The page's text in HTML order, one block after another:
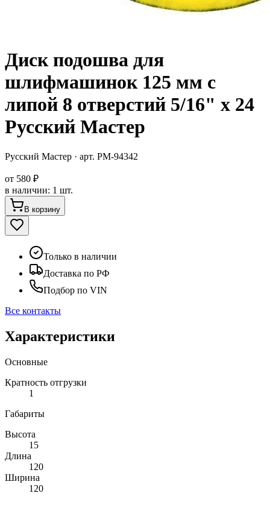
Диск подошва для
шлифмашинок 125 мм с
липой 8 отверстий 5/16" х 24
Русский Мастер
Русский Мастер · арт. РМ-94342
от 580 ₽
в наличии: 1 шт.
В корзину
Только в наличии
Доставка по РФ
Подбор по VIN
Все контакты
Характеристики
Основные
Кратность отгрузки
1
Габариты
Высота
15
Длина
120
Ширина
120